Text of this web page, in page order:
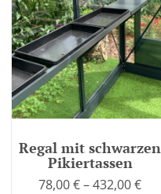
Regal mit schwarzen
Pikiertassen
78,00€–432,00€